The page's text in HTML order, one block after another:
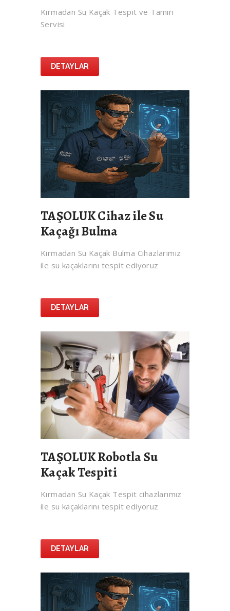
Kırmadan Su Kaçak Tespit ve Tamiri
Servisi
DETAYLAR
TAŞOLUK Cihaz ile Su
Kaçağı Bulma
Kırmadan Su Kaçak Bulma Cihazlarımız
ile su kaçaklarını tespit ediyoruz
DETAYLAR
TAŞOLUK Robotla Su
Kaçak Tespiti
Kırmadan Su Kaçak Tespit cihazlarımız
ile su kaçaklarını tespit ediyoruz
DETAYLAR